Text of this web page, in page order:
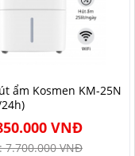
ẩm Kosmen KM-25N
VNĐ
7.700.000 VNĐ